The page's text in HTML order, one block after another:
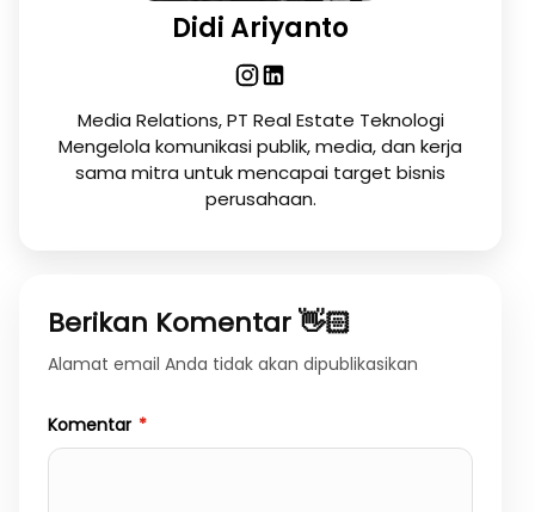
Didi Ariyanto
Media Relations, PT Real Estate Teknologi
Mengelola komunikasi publik, media, dan kerja
sama mitra untuk mencapai target bisnis
perusahaan.
Berikan Komentar 👋🏻
Alamat email Anda tidak akan dipublikasikan
Komentar *